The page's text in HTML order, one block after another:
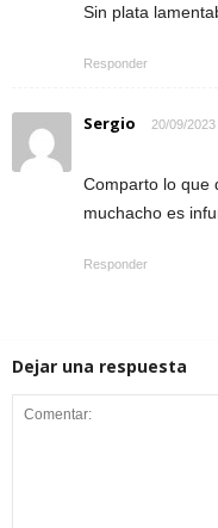
Sin plata
Responder
Sergio 20/09/
Comparto lo que
muchacho es
Responder
Dejar una respuesta